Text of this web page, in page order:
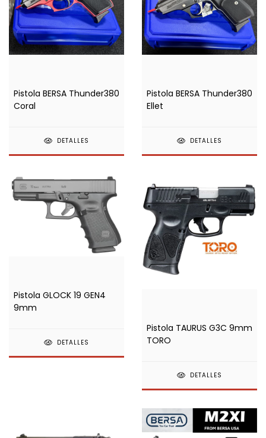
Pistola BERSA Thunder380
Coral
DETALLES
Pistola BERSA Thunder380
Ellet
DETALLES
Pistola GLOCK 19 GEN4
9mm
DETALLES
Pistola TAURUS G3C 9mm
TORO
DETALLES